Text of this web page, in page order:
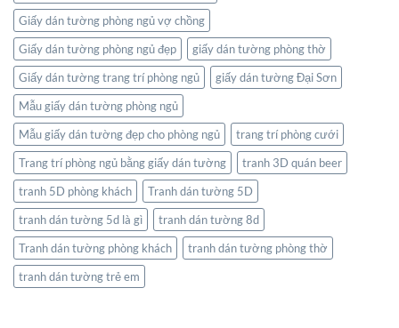
Giấy dán tường phòng ngủ vợ chồng
Giấy dán tường phòng ngủ đẹp
giấy dán tường phòng thờ
Giấy dán tường trang trí phòng ngủ
giấy dán tường Đại Sơn
Mẫu giấy dán tường phòng ngủ
Mẫu giấy dán tường đẹp cho phòng ngủ
trang trí phòng cưới
Trang trí phòng ngủ bằng giấy dán tường
tranh 3D quán beer
tranh 5D phòng khách
Tranh dán tường 5D
tranh dán tường 5d là gì
tranh dán tường 8d
Tranh dán tường phòng khách
tranh dán tường phòng thờ
tranh dán tường trẻ em